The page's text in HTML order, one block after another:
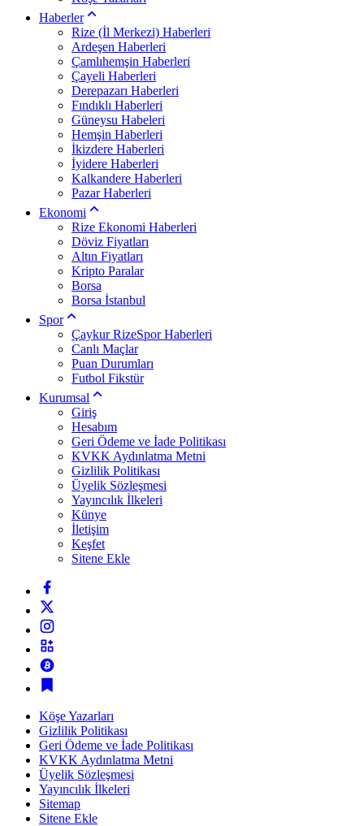
Haberler
Rize (İl Merkezi) Haberleri
Ardeşen Haberleri
Çamlıhemşin Haberleri
Çayeli Haberleri
Derepazarı Haberleri
Fındıklı Haberleri
Güneysu Habeleri
Hemşin Haberleri
İkizdere Haberleri
İyidere Haberleri
Kalkandere Haberleri
Pazar Haberleri
Ekonomi
Rize Ekonomi Haberleri
Döviz Fiyatları
Altın Fiyatları
Kripto Paralar
Borsa
Borsa İstanbul
Spor
Çaykur RizeSpor Haberleri
Canlı Maçlar
Puan Durumları
Futbol Fikstür
Kurumsal
Giriş
Hesabım
Geri Ödeme ve İade Politikası
KVKK Aydınlatma Metni
Gizlilik Politikası
Üyelik Sözleşmesi
Yayıncılık İlkeleri
Künye
İletişim
Keşfet
Sitene Ekle
Köşe Yazarları
Gizlilik Politikası
Geri Ödeme ve İade Politikası
KVKK Aydınlatma Metni
Üyelik Sözleşmesi
Yayıncılık İlkeleri
Sitemap
Sitene Ekle